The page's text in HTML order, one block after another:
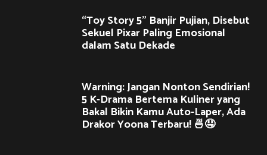
“Toy Story 5” Banjir Pujian, Disebut
Sekuel Pixar Paling Emosional
dalam Satu Dekade
Warning: Jangan Nonton Sendirian!
5 K-Drama Bertema Kuliner yang
Bakal Bikin Kamu Auto-Laper, Ada
Drakor Yoona Terbaru! 🍜🤤